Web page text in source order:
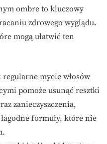
ombre to kluczowy
zdrowego wyglądu.
mogą ułatwić ten
regularne mycie włosów
pomoże usunąć resztki
zanieczyszczenia,
formuły, które nie